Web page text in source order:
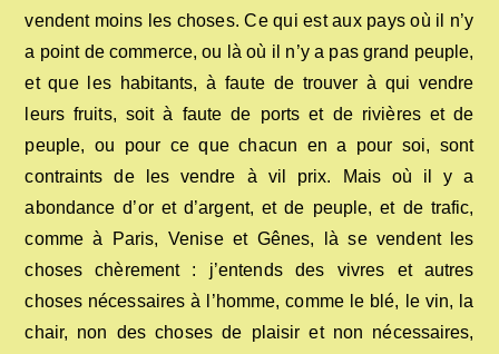
vendent moins les choses. Ce qui est aux pays où il n’y
a point de commerce, ou là où il n’y a pas grand peuple,
et que les habitants, à faute de trouver à qui vendre
leurs fruits, soit à faute de ports et de rivières et de
peuple, ou pour ce que chacun en a pour soi, sont
contraints de les vendre à vil prix. Mais où il y a
abondance d’or et d’argent, et de peuple, et de trafic,
comme à Paris, Venise et Gênes, là se vendent les
choses chèrement : j’entends des vivres et autres
choses nécessaires à l’homme, comme le blé, le vin, la
chair, non des choses de plaisir et non nécessaires,